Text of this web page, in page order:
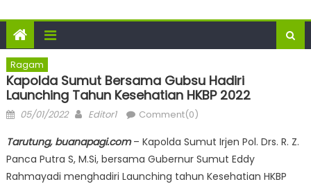
Ragam
Kapolda Sumut Bersama Gubsu Hadiri
Launching Tahun Kesehatian HKBP 2022
Posted
05/01/2022 Author
Editor1 Comment(0)
Tarutung, buanapagi.com– Kapolda Sumut Irjen Pol. Drs. R. Z.
Panca Putra S, M.Si, bersama Gubernur Sumut Eddy
Rahmayadi menghadiri Launching tahun Kesehatian HKBP